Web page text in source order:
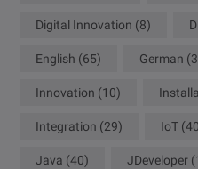
Digital Innovation (8)
English (65) German
Innovation (10)
Integration (29) IoT
Java (40) JDeveloper